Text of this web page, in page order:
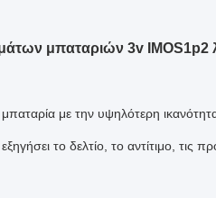
μπαταριών 3v IMOS1p2
με την υψηλότερη
το δελτίο, το αντίτιμο, τις